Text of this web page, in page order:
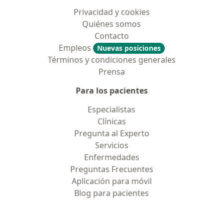
Privacidad y cookies
Quiénes somos
Contacto
Empleos
Nuevas posiciones
Términos y condiciones generales
Prensa
Para los pacientes
Especialistas
Clínicas
Pregunta al Experto
Servicios
Enfermedades
Preguntas Frecuentes
Aplicación para móvil
Blog para pacientes